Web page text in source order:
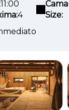
11:00
4
Size: